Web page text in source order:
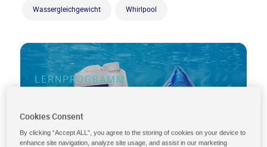
Wassergleichgewicht Whirlpool
LERNPROGRAMM
Wie du deinen Pool mit einer
chlorfreien Schockdesinfektion
sauber und gesund hältst
Cookies Consent
By clicking “Accept ALL”, you agree to the storing of cookies on your device to
enhance site navigation, analyze site usage, and assist in our marketing